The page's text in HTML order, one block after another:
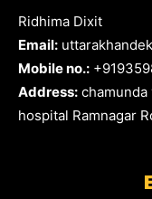
Ridhima Dixit
Email:
Mobile no.:
Address: chamunda
hospital Ramnagar